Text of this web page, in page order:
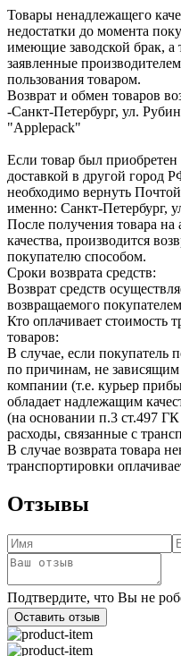
Товары ненадлежащего
недостатки до момента
имеющие заводской брак, а
заявленные
пользования товаром.
Возврат и обмен товаров
-Санкт-Петербург, ул.
"Applepack"
Если товар был приобретен
доставкой в другой город
необходимо вернуть
именно: Санкт-Петербург,
После получения товара на
качества, производится
покупателю способом.
Сроки возврата средств:
Возврат средств
возвращаемого
Кто оплачивает стоимость
товаров:
В случае, если покупатель
по причинам, не зависящим
компании (т.е. курьер
обладает надлежащим
(на основании п.3 ст.497
расходы, связанные с
В случае возврата товара
транспортировки
Отзывы
Подтвердите, что Вы не
Оставить отзыв